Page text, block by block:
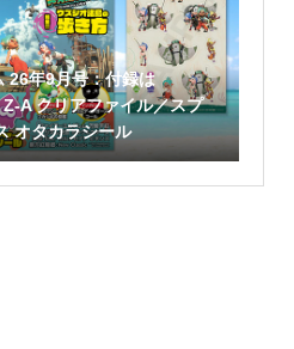
26年9月号：付録は
A クリアファイル／スプ
オタカラシール